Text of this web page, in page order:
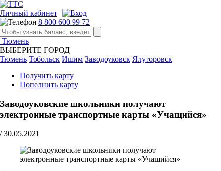
Личный кабинет
8 800 600 99 72
Тюмень
ВЫБЕРИТЕ ГОРОД
Тюмень Тобольск Ишим Заводоуковск Ялуторовск
Получить карту
Пополнить карту
Заводоуковские школьники получают
электронные транспортные карты «Учащийся»
/ 30.05.2021